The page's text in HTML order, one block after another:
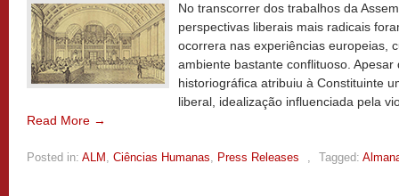
No transcorrer dos trabalhos da
perspectivas liberais mais radicais
ocorrera nas experiências europeias,
ambiente bastante conflituoso.
historiográfica atribuiu à Constituinte
liberal, idealização influenciada pela
Read More →
Posted in: ALM , Ciências Humanas, Press Releases , Tagged: